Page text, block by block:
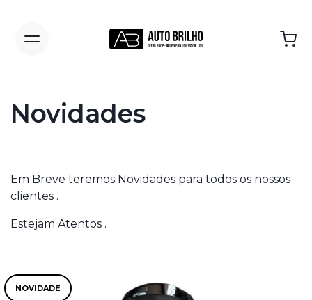
Novidades
Em Breve teremos Novidades para todos os nossos
clientes .
Estejam Atentos .
NOVIDADE